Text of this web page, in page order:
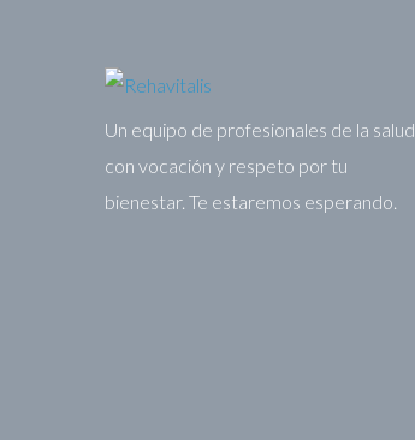
Un equipo de profesionales de la salud
con vocación y respeto por tu
bienestar. Te estaremos esperando.